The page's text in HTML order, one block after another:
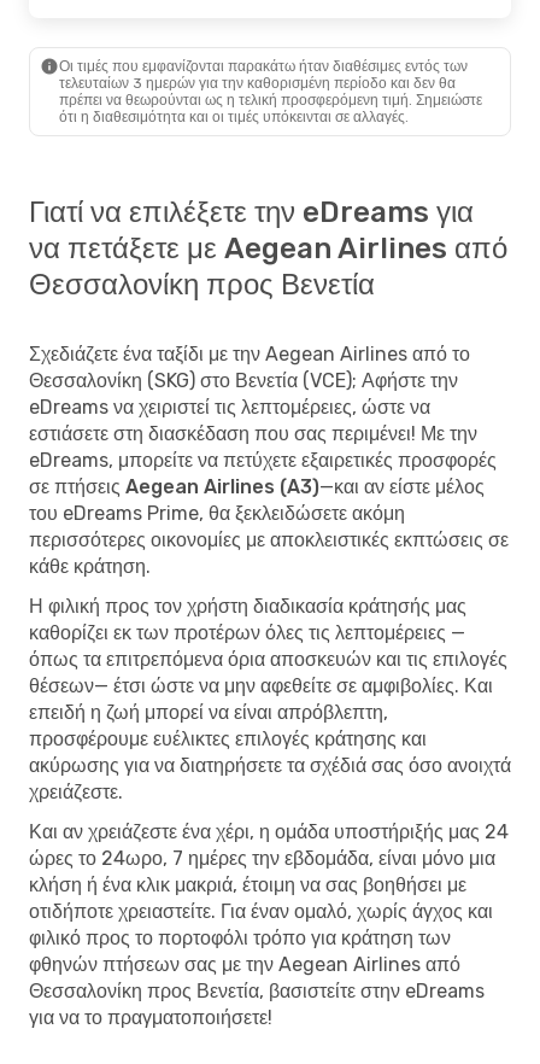
Οι τιμές που εμφανίζονται παρακάτω ήταν διαθέσιμες εντός των
τελευταίων 3 ημερών για την καθορισμένη περίοδο και δεν θα
πρέπει να θεωρούνται ως η τελική προσφερόμενη τιμή. Σημειώστε
ότι η διαθεσιμότητα και οι τιμές υπόκεινται σε αλλαγές.
Γιατί να επιλέξετε την eDreams για
να πετάξετε με Aegean Airlines από
Θεσσαλονίκη προς Βενετία
Σχεδιάζετε ένα ταξίδι με την Aegean Airlines από το
Θεσσαλονίκη (SKG) στο Βενετία (VCE); Αφήστε την
eDreams να χειριστεί τις λεπτομέρειες, ώστε να
εστιάσετε στη διασκέδαση που σας περιμένει! Με την
eDreams, μπορείτε να πετύχετε εξαιρετικές προσφορές
σε πτήσεις Aegean Airlines (A3)—και αν είστε μέλος
του eDreams Prime, θα ξεκλειδώσετε ακόμη
περισσότερες οικονομίες με αποκλειστικές εκπτώσεις σε
κάθε κράτηση.
Η φιλική προς τον χρήστη διαδικασία κράτησής μας
καθορίζει εκ των προτέρων όλες τις λεπτομέρειες —
όπως τα επιτρεπόμενα όρια αποσκευών και τις επιλογές
θέσεων— έτσι ώστε να μην αφεθείτε σε αμφιβολίες. Και
επειδή η ζωή μπορεί να είναι απρόβλεπτη,
προσφέρουμε ευέλικτες επιλογές κράτησης και
ακύρωσης για να διατηρήσετε τα σχέδιά σας όσο ανοιχτά
χρειάζεστε.
Και αν χρειάζεστε ένα χέρι, η ομάδα υποστήριξής μας 24
ώρες το 24ωρο, 7 ημέρες την εβδομάδα, είναι μόνο μια
κλήση ή ένα κλικ μακριά, έτοιμη να σας βοηθήσει με
οτιδήποτε χρειαστείτε. Για έναν ομαλό, χωρίς άγχος και
φιλικό προς το πορτοφόλι τρόπο για κράτηση των
φθηνών πτήσεων σας με την Aegean Airlines από
Θεσσαλονίκη προς Βενετία, βασιστείτε στην eDreams
για να το πραγματοποιήσετε!